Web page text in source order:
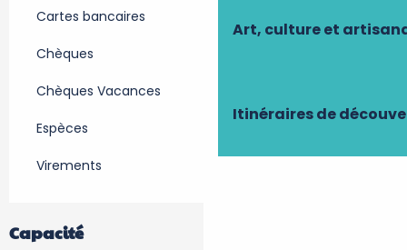
Art, culture et
Itinéraires de
Cartes bancaires
Chèques
Chèques Vacances
Espèces
Virements
Capacité